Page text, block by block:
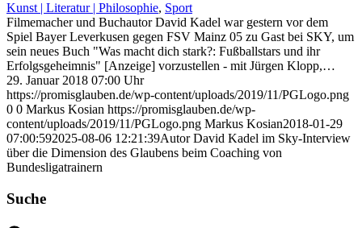
Kunst | Literatur | Philosophie, Sport
Filmemacher und Buchautor David Kadel war gestern vor dem
Spiel Bayer Leverkusen gegen FSV Mainz 05 zu Gast bei SKY, um
sein neues Buch "Was macht dich stark?: Fußballstars und ihr
Erfolgsgeheimnis" [Anzeige] vorzustellen - mit Jürgen Klopp,…
29. Januar 2018 07:00 Uhr
https://promisglauben.de/wp-content/uploads/2019/11/PGLogo.png
0 0 Markus Kosian https://promisglauben.de/wp-
content/uploads/2019/11/PGLogo.png Markus Kosian2018-01-29
07:00:592025-08-06 12:21:39Autor David Kadel im Sky-Interview
über die Dimension des Glaubens beim Coaching von
Bundesligatrainern
Suche